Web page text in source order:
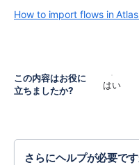
How to import flows in
この内容はお役に
立ちましたか?
はい
さらにヘルプが必要で